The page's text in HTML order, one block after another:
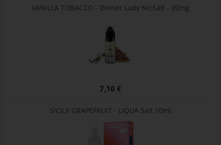
VANILLA TOBACCO - Dinner Lady NicSalt - 20mg
7,10 €
SICILY GRAPEFRUIT - LIQUA Salt 10ml